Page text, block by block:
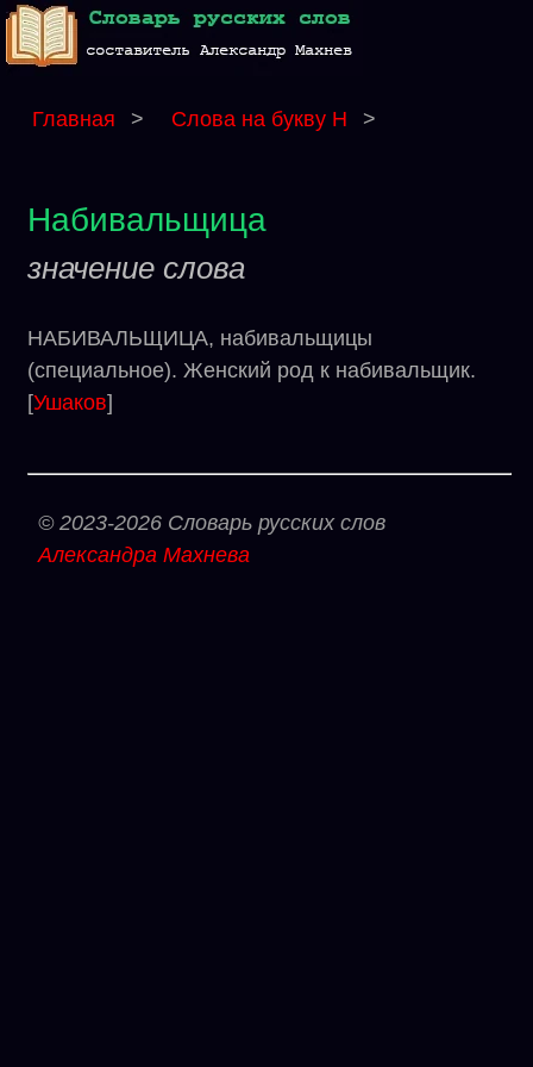
Главная > Слова на букву Н >
Набивальщица
значение слова
НАБИВАЛЬЩИЦА, набивальщицы
(специальное). Женский род к набивальщик.
[Ушаков]
© 2023-2026 Словарь русских слов
Александра Махнева